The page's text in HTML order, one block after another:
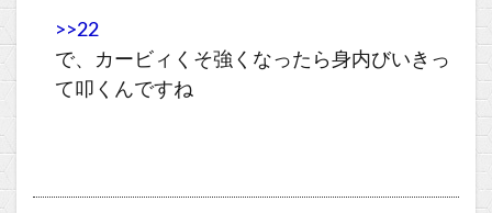
>>22
で、カービィくそ強くなったら身内びいきっ
て叩くんですね